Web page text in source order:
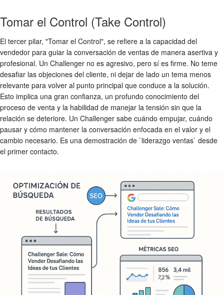
Tomar el Control (Take Control)
El tercer pilar, "Tomar el Control", se refiere a la capacidad del
vendedor para guiar la conversación de ventas de manera asertiva y
profesional. Un Challenger no es agresivo, pero sí es firme. No teme
desafiar las objeciones del cliente, ni dejar de lado un tema menos
relevante para volver al punto principal que conduce a la solución.
Esto implica una gran confianza, un profundo conocimiento del
proceso de venta y la habilidad de manejar la tensión sin que la
relación se deteriore. Un Challenger sabe cuándo empujar, cuándo
pausar y cómo mantener la conversación enfocada en el valor y el
cambio necesario. Es una demostración de `liderazgo ventas` desde
el primer contacto.